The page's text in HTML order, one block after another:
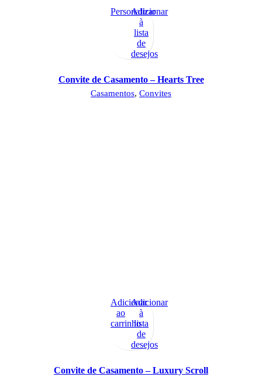
Personalizar
Adicionar
à
lista
de
desejos
Convite de Casamento – Hearts Tree
Casamentos, Convites
Adicionar
ao
carrinho
Adicionar
à
lista
de
desejos
Convite de Casamento – Luxury Scroll